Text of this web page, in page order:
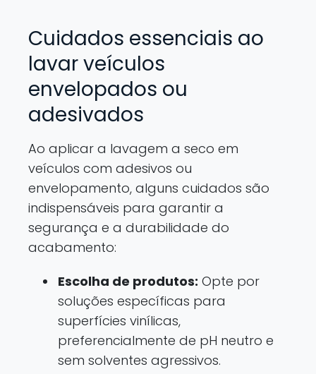
Cuidados essenciais ao
lavar veículos
envelopados ou
adesivados
Ao aplicar a lavagem a seco em
veículos com adesivos ou
envelopamento, alguns cuidados são
indispensáveis para garantir a
segurança e a durabilidade do
acabamento:
Escolha de produtos: Opte por
soluções específicas para
superfícies vinílicas,
preferencialmente de pH neutro e
sem solventes agressivos.